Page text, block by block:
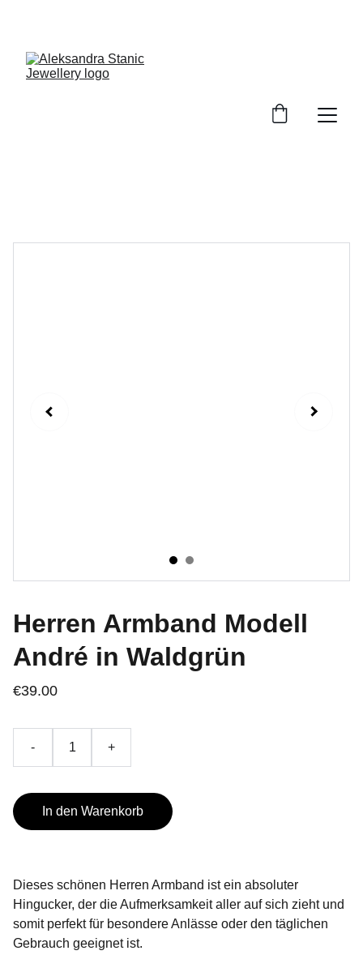
Herren Armband Modell
André in Waldgrün
€39.00
- +
In den Warenkorb
Dieses schönen Herren Armband ist ein absoluter
Hingucker, der die Aufmerksamkeit aller auf sich zieht und
somit perfekt für besondere Anlässe oder den täglichen
Gebrauch geeignet ist.